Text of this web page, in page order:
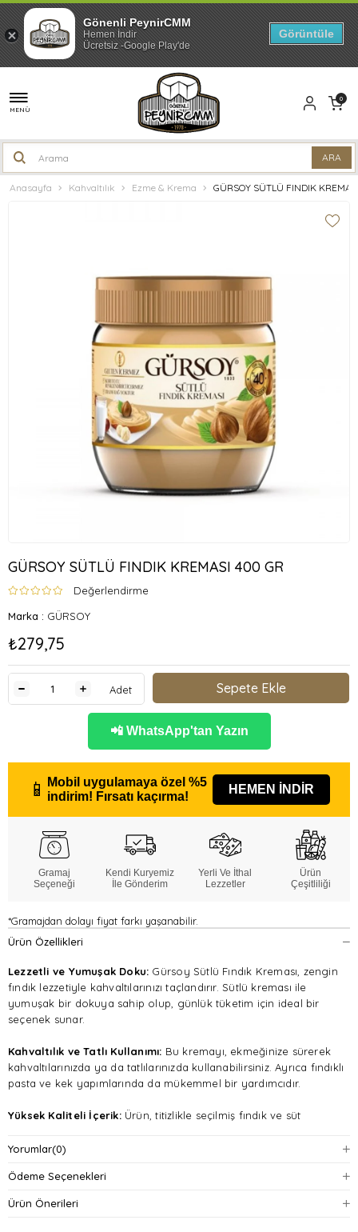
MENÜ
0
Anasayfa Kahvaltılık Ezme & Krema GÜRSOY SÜTLÜ FINDIK
GÜRSOY SÜTLÜ FINDIK KREMASI 400 GR
Değerlendirme
Marka : GÜRSOY
₺279,75
Adet
📲 WhatsApp'tan Yazın
📱 Mobil uygulamaya özel %5
indirim! Fırsatı kaçırma!
HEMEN İNDİR
Gramaj
Seçeneği
Kendi Kuryemiz
İle Gönderim
Yerli Ve İthal
Lezzetler
Ürün
Çeşitliliği
*Gramajdan dolayı fiyat farkı yaşanabilir.
Ürün Özellikleri
Lezzetli ve Yumuşak Doku: Gürsoy Sütlü Fındık Kreması, zengin
fındık lezzetiyle kahvaltılarınızı taçlandırır. Sütlü kreması ile
yumuşak bir dokuya sahip olup, günlük tüketim için ideal bir
seçenek sunar.
Kahvaltılık ve Tatlı Kullanımı: Bu kremayı, ekmeğinize sürerek
kahvaltılarınızda ya da tatlılarınızda kullanabilirsiniz. Ayrıca fındıklı
pasta ve kek yapımlarında da mükemmel bir yardımcıdır.
Yüksek Kaliteli İçerik: Ürün, titizlikle seçilmiş fındık ve süt
kolaydır ve lezzetinden ödün vermez.
Çeşitli Kullanım Alanları:
tatlar sevenler için vazgeçilmez bir üründür.
Yorumlar(0)
Ödeme Seçenekleri
Ürün Önerileri
Gönenli PeynirCMM
Hemen İndir
Ücretsiz -Google Play'de
Görüntüle